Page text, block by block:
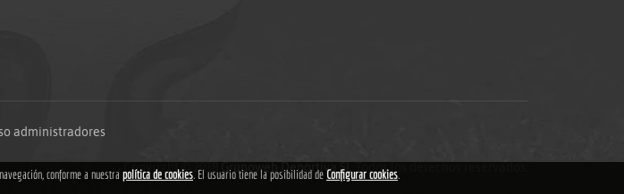
administradores
Copyright © 2018 Grupoweb Deportiva SL .Todos los derechos reservados.
conforme a nuestra política de cookies. El usuario tiene la posibilidad de Configurar cookies.